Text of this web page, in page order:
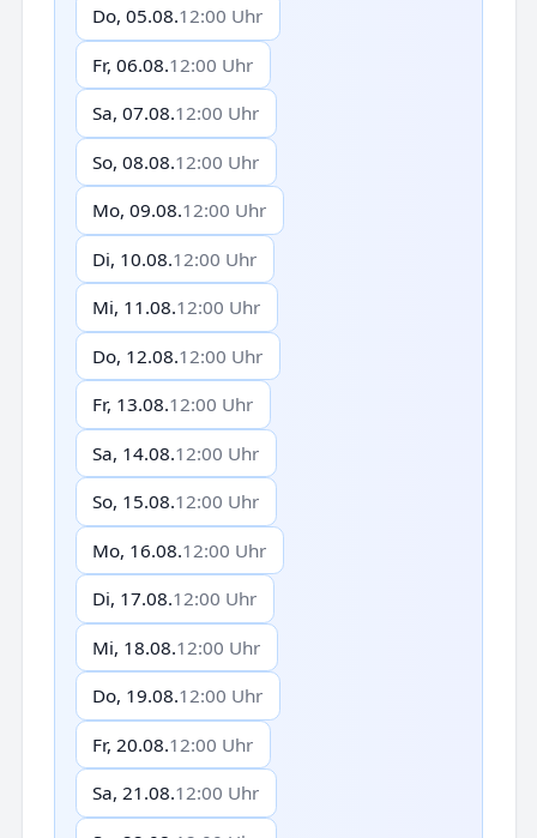
Do, 05.08.12:00 Uhr
Fr, 06.08.12:00 Uhr
Sa, 07.08.12:00 Uhr
So, 08.08.12:00 Uhr
Mo, 09.08.12:00 Uhr
Di, 10.08.12:00 Uhr
Mi, 11.08.12:00 Uhr
Do, 12.08.12:00 Uhr
Fr, 13.08.12:00 Uhr
Sa, 14.08.12:00 Uhr
So, 15.08.12:00 Uhr
Mo, 16.08.12:00 Uhr
Di, 17.08.12:00 Uhr
Mi, 18.08.12:00 Uhr
Do, 19.08.12:00 Uhr
Fr, 20.08.12:00 Uhr
Sa, 21.08.12:00 Uhr